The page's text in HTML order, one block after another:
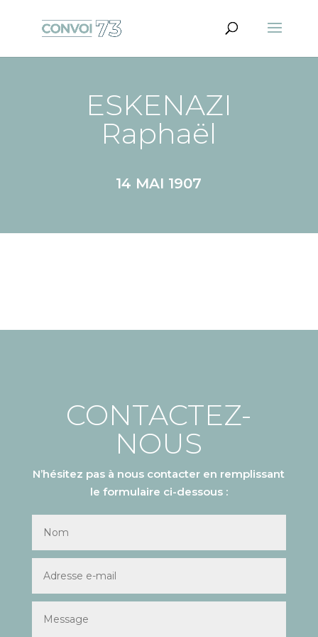
ESKENAZI
Raphaël
14 MAI 1907
CONTACTEZ-
NOUS
N’hésitez pas à nous contacter en remplissant
le formulaire ci-dessous :